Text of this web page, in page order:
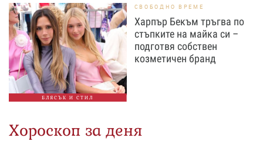
БЛЯСЪК И СТИЛ
СВОБОДНО ВРЕМЕ
Харпър Бекъм тръгва по
стъпките на майка си –
подготвя собствен
козметичен бранд
Хороскоп за деня